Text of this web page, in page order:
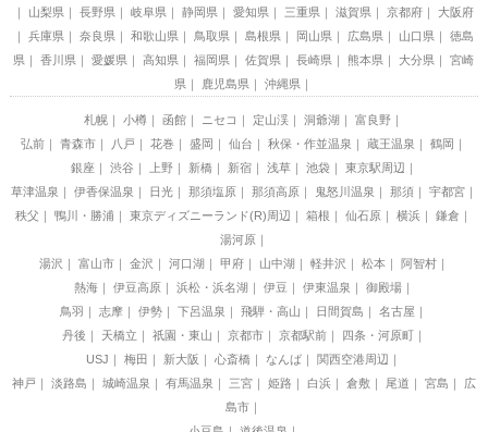
山梨県
長野県 岐阜県 静岡県 愛知県 三重県 滋賀県 京都府
大阪府
兵庫県
奈良県 和歌山県 鳥取県 島根県 岡山県 広島県 山口県
徳島
県
香川県 愛媛県 高知県 福岡県 佐賀県 長崎県 熊本県 大分県
宮崎
県
鹿児島県 沖縄県
札幌 小樽 函館 ニセコ 定山渓 洞爺湖
富良野
弘前
青森市 八戸 花巻 盛岡 仙台 秋保・作並温泉 蔵王温泉
鶴岡
銀座
渋谷 上野 新橋 新宿 浅草 池袋
東京駅周辺
草津温泉
伊香保温泉 日光 那須塩原 那須高原 鬼怒川温泉 那須
宇都宮
秩父
鴨川・勝浦 東京ディズニーランド(R)周辺 箱根 仙石原 横浜
鎌倉
湯河原
湯沢
富山市 金沢 河口湖 甲府 山中湖 軽井沢 松本
阿智村
熱海
伊豆高原 浜松・浜名湖 伊豆 伊東温泉
御殿場
鳥羽
志摩 伊勢 下呂温泉 飛騨・高山 日間賀島
名古屋
丹後
天橋立 祇園・東山 京都市 京都駅前
四条・河原町
USJ
梅田 新大阪 心斎橋 なんば
関西空港周辺
神戸
淡路島 城崎温泉 有馬温泉 三宮 姫路 白浜 倉敷 尾道 宮島
広
島市